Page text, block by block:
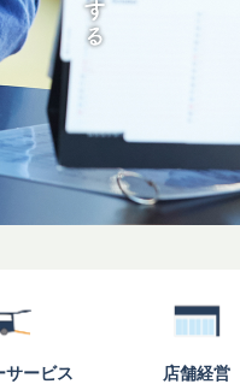
サービス 店舗経営